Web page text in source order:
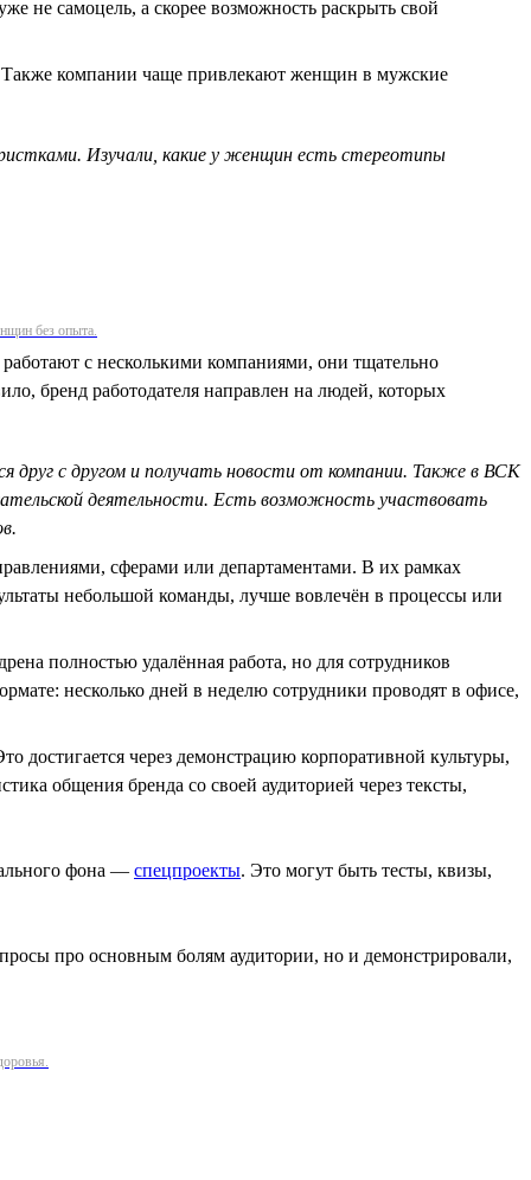
не самоцель, а скорее возможность раскрыть свой
Также компании чаще привлекают женщин в мужские
Изучали, какие у женщин есть стереотипы
без опыта.
с несколькими компаниями, они тщательно
бренд работодателя направлен на людей, которых
с другом и получать новости от компании. Также в ВСК
деятельности. Есть возможность участвовать
сферами или департаментами. В их рамках
небольшой команды, лучше вовлечён в процессы или
полностью удалённая работа, но для сотрудников
несколько дней в неделю сотрудники проводят в офисе,
через демонстрацию корпоративной культуры,
общения бренда со своей аудиторией через тексты,
фона — спецпроекты. Это могут быть тесты, квизы,
про основным болям аудитории, но и демонстрировали,